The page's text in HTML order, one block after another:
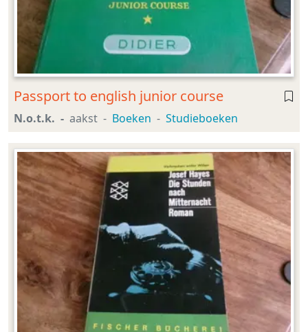
Passport to english junior course
N.o.t.k. aakst Boeken Studieboeken